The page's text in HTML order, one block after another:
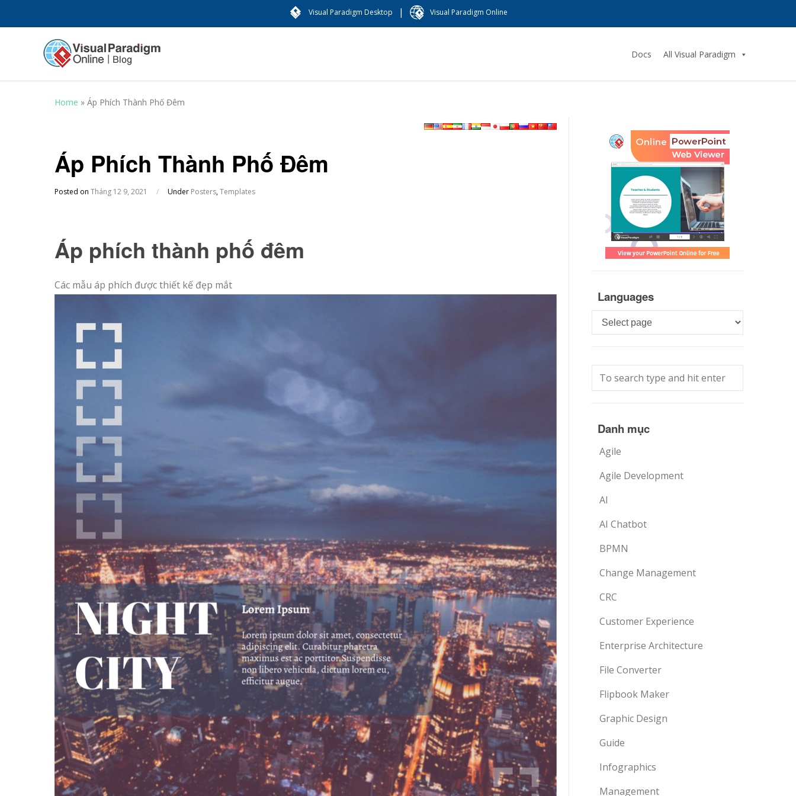
Visual Paradigm Desktop | Visual Paradigm Online
Docs All Visual Paradigm
Home » Áp Phích Thành Phố Đêm
Áp Phích Thành Phố Đêm
Posted on Tháng 12 9, 2021 / Under Posters,Templates
Áp phích thành phố đêm
Các mẫu áp phích được thiết kế đẹp mắt
Languages
Languages
Danh mục
Agile
Agile Development
AI
AI Chatbot
BPMN
Change Management
CRC
Customer Experience
Enterprise Architecture
File Converter
Flipbook Maker
Graphic Design
Guide
Infographics
Management